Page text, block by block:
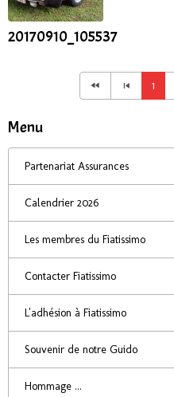
20170910_105537
1
Menu
Partenariat Assurances
Calendrier 2026
Les membres du Fiatissimo
Contacter Fiatissimo
L'adhésion à Fiatissimo
Souvenir de notre Guido
Hommage ...